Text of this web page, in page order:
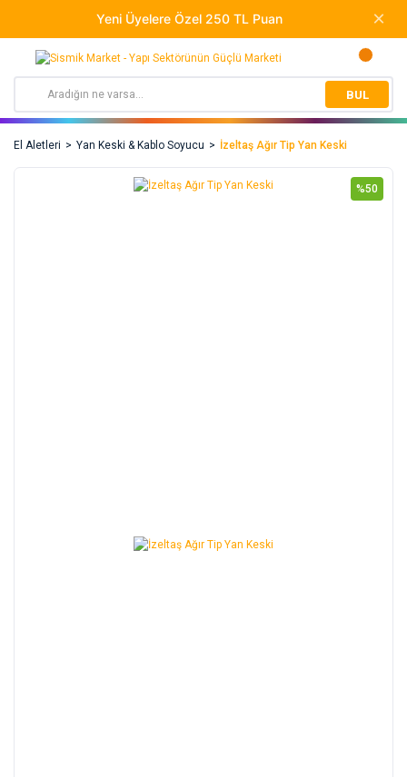
BUL
El Aletleri Yan Keski & Kablo Soyucu İzeltaş Ağır Tip Yan Keski
%50